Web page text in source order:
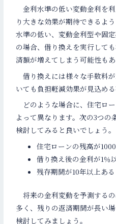
金利水準の低い変動金利を
り大きな効果が期待できるよ
水準の低い、変動金利型や固
の場合、借り換えを実行して
済額が増えてしまう可能性も
借り換えには様々な手数料
いても負担軽減効果が見込め
どのような場合に、住宅ロ
よって異なります。次の3つ
検討してみると良いでしょう。
住宅ローンの残高が
借り換え後の金利が1％
残存期間が10年以上ある
将来の金利変動を予測する
多く、残りの返済期間が長い
検討してみましょう。